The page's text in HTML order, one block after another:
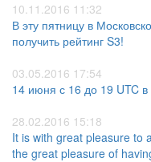
10.11.2016 11:32
В эту пятницу в
получить рейтинг S3!
03.05.2016 17:54
14 июня с 16 до 19 UTC
28.02.2016 15:18
It is with great pleasure to
the great pleasure of